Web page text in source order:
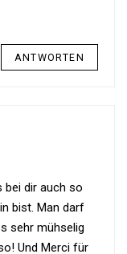
ANTWORTEN
bei dir auch so
bist. Man darf
sehr müh­selig
Und Merci für